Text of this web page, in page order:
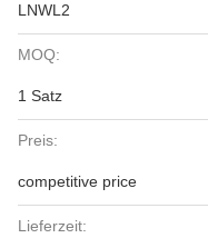
LNWL2
MOQ:
1 Satz
Preis:
competitive price
Lieferzeit: